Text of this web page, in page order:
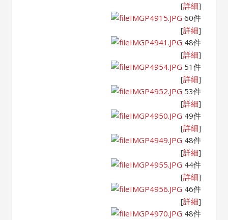
[詳細]
IMGP4915.JPG 60件
[詳細]
IMGP4941.JPG 48件
[詳細]
IMGP4954.JPG 51件
[詳細]
IMGP4952.JPG 53件
[詳細]
IMGP4950.JPG 49件
[詳細]
IMGP4949.JPG 48件
[詳細]
IMGP4955.JPG 44件
[詳細]
IMGP4956.JPG 46件
[詳細]
IMGP4970.JPG 48件